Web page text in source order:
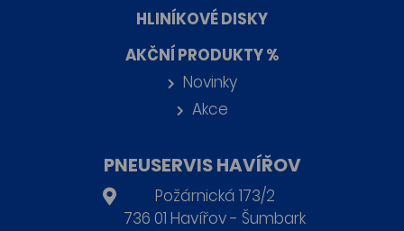
HLINÍKOVÉ DISKY
AKČNÍ PRODUKTY %
Novinky
Akce
PNEUSERVIS HAVÍŘOV
Požárnická 173/2
736 01 Havířov - Šumbark